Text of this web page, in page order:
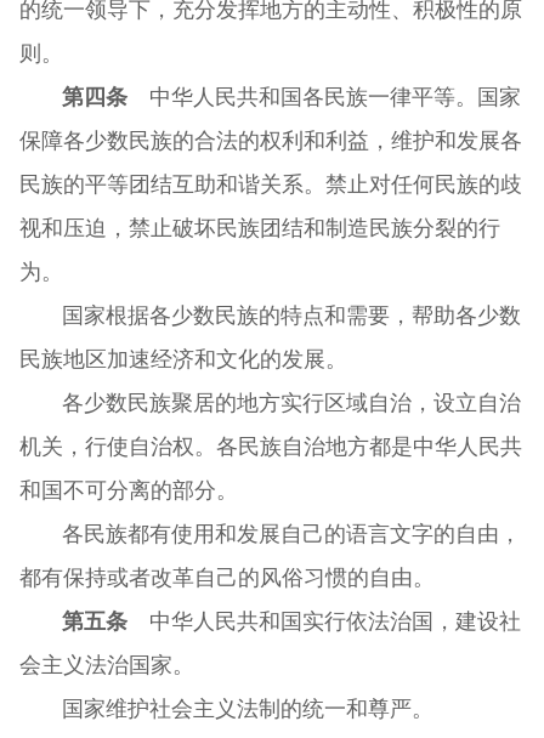
的统一领导下，充分发挥地方的主动性、积极性的原
则。
第四条中华人民共和国各民族一律平等。国家
保障各少数民族的合法的权利和利益，维护和发展各
民族的平等团结互助和谐关系。禁止对任何民族的歧
视和压迫，禁止破坏民族团结和制造民族分裂的行
为。
国家根据各少数民族的特点和需要，帮助各少数
民族地区加速经济和文化的发展。
各少数民族聚居的地方实行区域自治，设立自治
机关，行使自治权。各民族自治地方都是中华人民共
和国不可分离的部分。
各民族都有使用和发展自己的语言文字的自由，
都有保持或者改革自己的风俗习惯的自由。
第五条中华人民共和国实行依法治国，建设社
会主义法治国家。
国家维护社会主义法制的统一和尊严。